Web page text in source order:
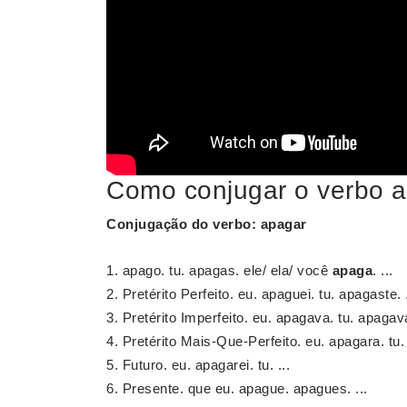
Como conjugar o verbo
Conjugação do verbo: apagar
apago. tu. apagas. ele/ ela/ você apaga. ...
Pretérito Perfeito. eu. apaguei. tu. apagaste.
Pretérito Imperfeito. eu. apagava. tu.
Pretérito Mais-Que-Perfeito. eu. apagara. tu.
Futuro. eu. apagarei. tu. ...
Presente. que eu. apague. apagues. ...